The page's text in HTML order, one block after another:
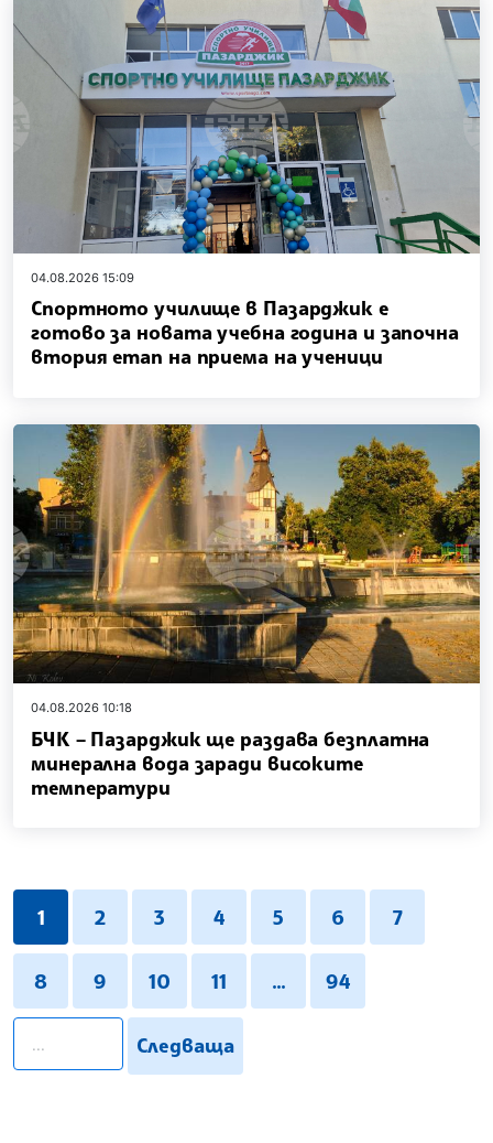
04.08.2026 15:09
Спортното училище в Пазарджик е
готово за новата учебна година и започна
втория етап на приема на ученици
04.08.2026 10:18
БЧК – Пазарджик ще раздава безплатна
минерална вода заради високите
температури
1 2 3 4 5 6 7
8 9 10 11 ... 94
Следваща